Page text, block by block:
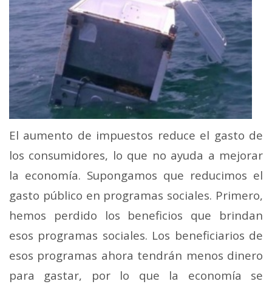
El aumento de impuestos reduce el gasto de
los consumidores, lo que no ayuda a mejorar
la economía. Supongamos que reducimos el
gasto público en programas sociales. Primero,
hemos perdido los beneficios que brindan
esos programas sociales. Los beneficiarios de
esos programas ahora tendrán menos dinero
para gastar, por lo que la economía se